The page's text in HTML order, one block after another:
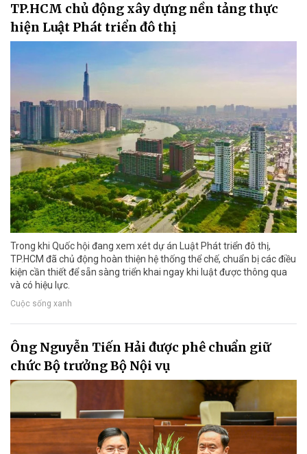
TP.HCM chủ động xây dựng nền tảng thực
hiện Luật Phát triển đô thị
Trong khi Quốc hội đang xem xét dự án Luật Phát triển đô thị,
TP.HCM đã chủ động hoàn thiện hệ thống thể chế, chuẩn bị các điều
kiện cần thiết để sẵn sàng triển khai ngay khi luật được thông qua
và có hiệu lực.
Cuộc sống xanh
Ông Nguyễn Tiến Hải được phê chuẩn giữ
chức Bộ trưởng Bộ Nội vụ